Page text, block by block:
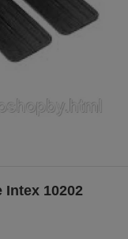
10202